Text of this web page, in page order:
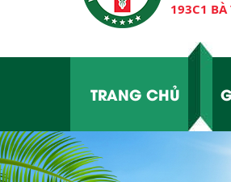
193C1
TRANG CHỦ